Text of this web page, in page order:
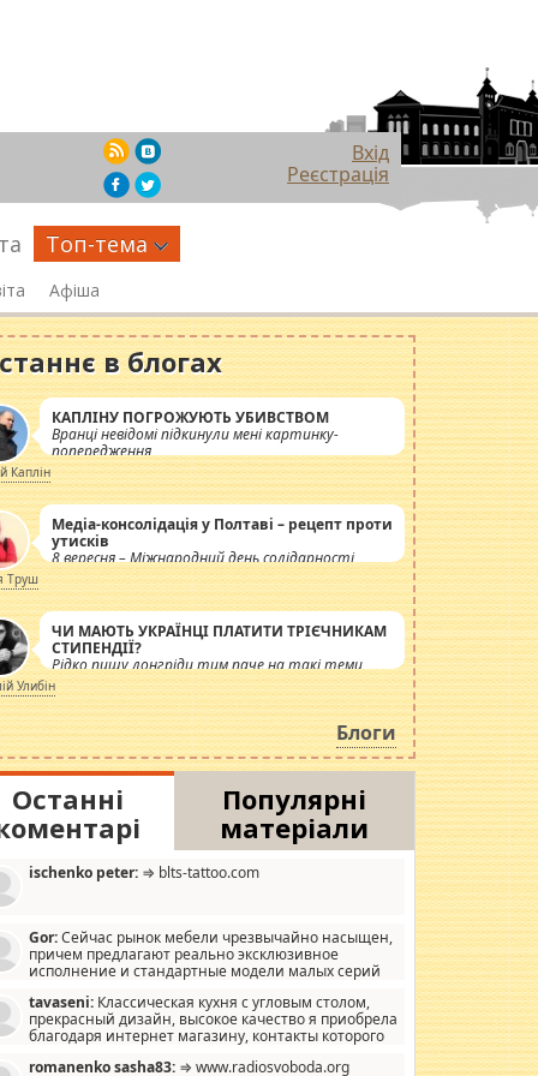
Вхід
Реєстрація
Топ-тема
Афіша
в блогах
КАПЛІНУ ПОГРОЖУЮТЬ УБИВСТВОМ
Вранці невідомі підкинули мені картинку-
попередження
Каплін
Медіа-консолідація у Полтаві – рецепт проти
утисків
8 вересня – Міжнародний день солідарності
журналістів.
Труш
ЧИ МАЮТЬ УКРАЇНЦІ ПЛАТИТИ ТРІЄЧНИКАМ
СТИПЕНДІЇ?
Рідко пишу лонгріди тим паче на такі теми,
але вже просто дістало! Обурюють сьогоднішні
інсенуації навколо стипендіального питання.
Штучно роздувається ще одна соціальна
катастрофа.
Улибін
Блоги
Останні
Популярні
матеріали
ischenko peter: ⇒ blts-tattoo.com
Gor:Сейчас рынок мебели чрезвычайно насыщен,
причем предлагают реально эксклюзивное
исполнение и стандартные модели малых серий
мало походит на стандартные формы, в MebelOk,
и что главное - со вкусом все в порядке,
ненужных наворотов удорожающих мебель, а это не
tavaseni: Классическая кухня с угловым столом,
прекрасный дизайн, высокое качество я приобрела
благодаря интернет магазину, контакты которого
romanenko sasha83: ⇒ www.radiosvoboda.org